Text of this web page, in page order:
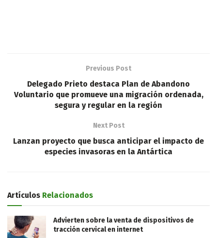
Previous Post
Delegado Prieto destaca Plan de Abandono
Voluntario que promueve una migración ordenada,
segura y regular en la región
Next Post
Lanzan proyecto que busca anticipar el impacto de
especies invasoras en la Antártica
Artículos Relacionados
Advierten sobre la venta de dispositivos de
tracción cervical en internet